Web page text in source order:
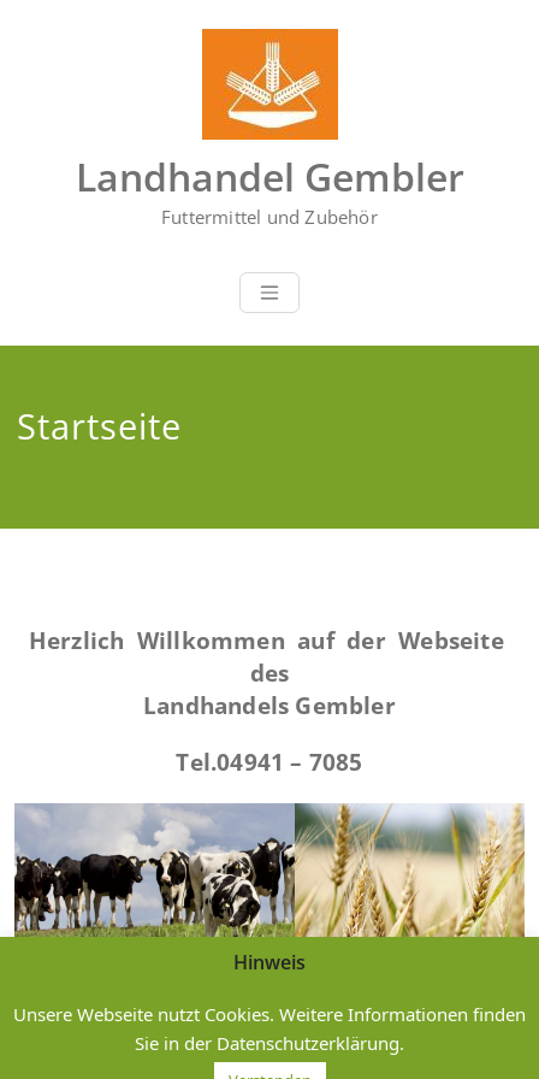
Landhandel Gembler
Futtermittel und Zubehör
Startseite
Herzlich Willkommen auf der Webseite
des
Landhandels Gembler
Tel.04941 – 7085
Hinweis
Unsere Webseite nutzt Cookies. Weitere Informationen finden
Sie in der Datenschutzerklärung.